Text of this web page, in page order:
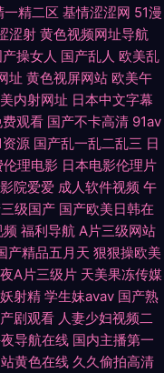
典免费视频 超碰少妇自拍
妻無碼 韩国有码专区 欧美
老师机黄色A片 四区五区福
韩性爱免费看 91传媒免费入
费 91大神在线看 超碰在线a
网址 97青青草草 国产H版在
在线网址 欧美色色综合 亚
性爱视频 熟女人妻素人TS
一精二区 基情涩涩网 51漫
涩射 黄色视频网址导航
产操女人 国产乱人 欧美乱
址 黄色视屏网站 欧美午
内射网址 日本中文字幕
观看 国产不卡高清 91av
资源 国产乱一乱二乱三 日
伦理电影 日本电影伦理片
院爱爱 成人软件视频 午
级国产 国产欧美日韩在
频 福利导航 A片三级网站
产精品五月天 狠狠操欧美
A片三级片 天美果冻传媒
射精 学生妹avav 国产熟
剧观看 人妻少妇视频二
导航在线 国内主播第一
黄色在线 久久偷拍高清